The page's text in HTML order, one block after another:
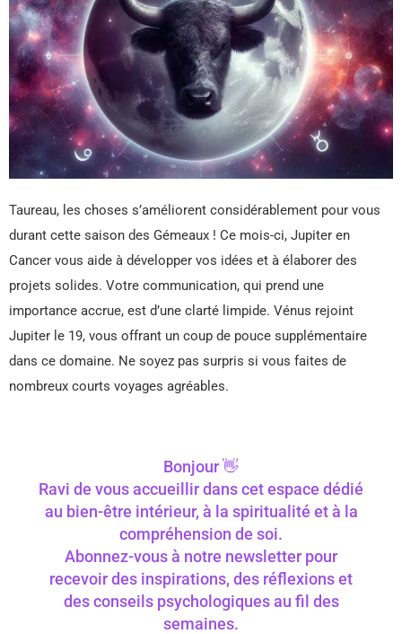
Taureau, les choses s’améliorent considérablement pour vous
durant cette saison des Gémeaux ! Ce mois-ci, Jupiter en
Cancer vous aide à développer vos idées et à élaborer des
projets solides. Votre communication, qui prend une
importance accrue, est d’une clarté limpide. Vénus rejoint
Jupiter le 19, vous offrant un coup de pouce supplémentaire
dans ce domaine. Ne soyez pas surpris si vous faites de
nombreux courts voyages agréables.
Bonjour 👋
Ravi de vous accueillir dans cet espace dédié
au bien-être intérieur, à la spiritualité et à la
compréhension de soi.
Abonnez-vous à notre newsletter pour
recevoir des inspirations, des réflexions et
des conseils psychologiques au fil des
semaines.